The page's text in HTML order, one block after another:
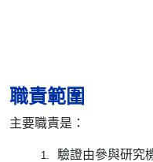
職責範圍
主要職責是：
驗證由參與研究